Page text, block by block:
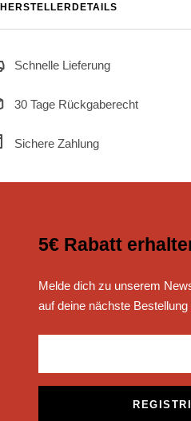
HERSTELLERDETAILS
Schnelle Lieferung
30 Tage Rückgaberecht
Sichere Zahlung
5€ Rabatt
Melde dich zu unserem
auf deine nächste Bestellung